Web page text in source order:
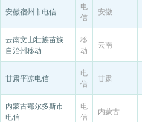
安徽宿州市电信
电
信
安徽
云南文山壮族苗族
自治州移动
移
动
云南
甘肃平凉电信
电
信
甘肃
内蒙古鄂尔多斯市
电信
电
信
内蒙古